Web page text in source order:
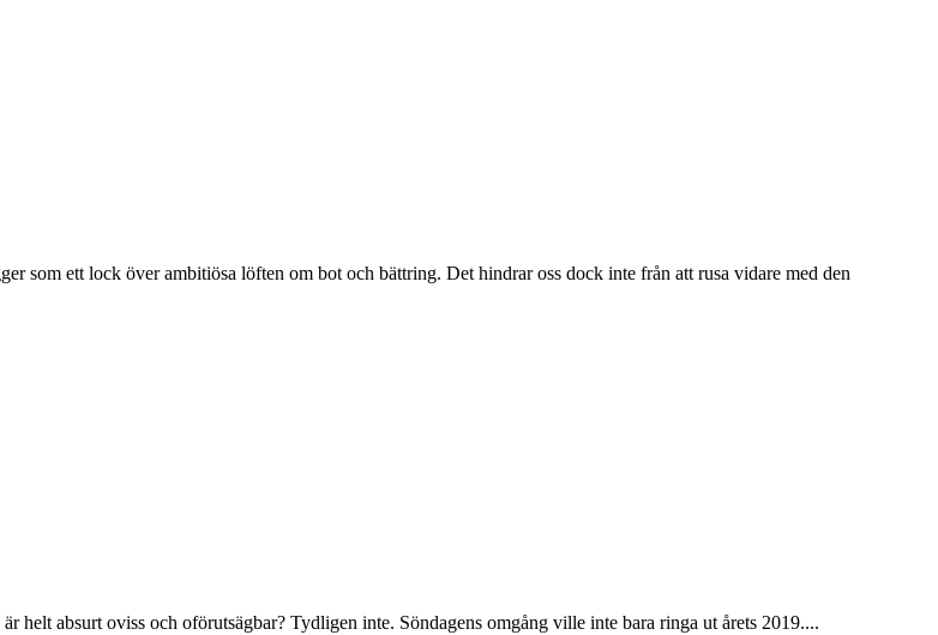
som ett lock över ambitiösa löften om bot och bättring. Det hindrar oss dock inte från att rusa vidare med den
helt absurt oviss och oförutsägbar? Tydligen inte. Söndagens omgång ville inte bara ringa ut årets 2019....